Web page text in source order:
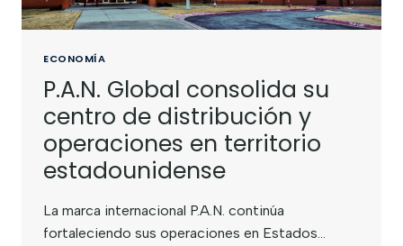
ECONOMÍA
P.A.N. Global consolida su
centro de distribución y
operaciones en territorio
estadounidense
La marca internacional P.A.N. continúa
fortaleciendo sus operaciones en Estados…